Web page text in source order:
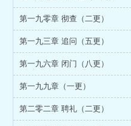
第一九零章 彻查（二更）
第一九三章 追问（五更）
第一九六章 闭门（八更）
第一九九章（一更）
第二零二章 聘礼（二更）